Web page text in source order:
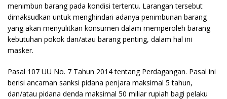
menimbun barang pada kondisi tertentu. Larangan tersebut
dimaksudkan untuk menghindari adanya penimbunan barang
yang akan menyulitkan konsumen dalam memperoleh barang
kebutuhan pokok dan/atau barang penting, dalam hal ini
masker.
Pasal 107 UU No. 7 Tahun 2014 tentang Perdagangan. Pasal ini
berisi ancaman sanksi pidana penjara maksimal 5 tahun,
dan/atau pidana denda maksimal 50 miliar rupiah bagi pelaku